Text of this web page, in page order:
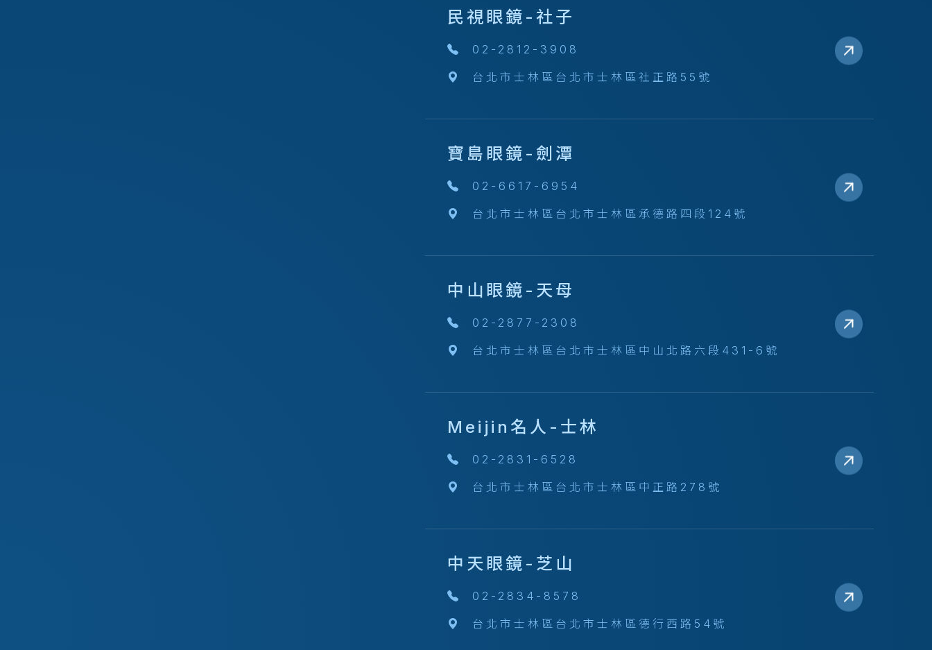
民視眼鏡-社子
02-2812-3908
台北市士林區台北市士林區社正路55號
寶島眼鏡-劍潭
02-6617-6954
台北市士林區台北市士林區承德路四段124號
中山眼鏡-天母
02-2877-2308
台北市士林區台北市士林區中山北路六段431-6號
Meijin名人-士林
02-2831-6528
台北市士林區台北市士林區中正路278號
中天眼鏡-芝山
02-2834-8578
台北市士林區台北市士林區德行西路54號